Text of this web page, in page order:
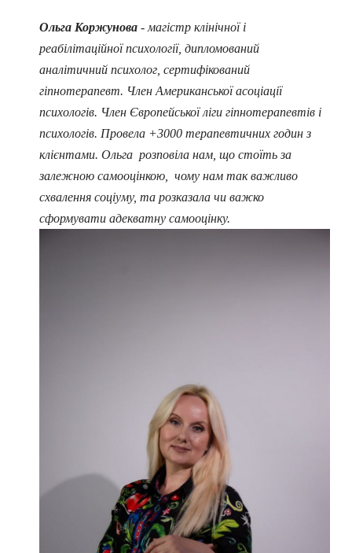
Ольга Коржунова - магістр клінічної і
реабілітаційної психології, дипломований
аналітичний психолог, сертифікований
гіпнотерапевт. Член Американської асоціації
психологів. Член Європейської ліги гіпнотерапевтів і
психологів. Провела +3000 терапевтичних годин з
клієнтами. Ольга розповіла нам, що стоїть за
залежною самооцінкою, чому нам так важливо
схвалення соціуму, та розказала чи важко
сформувати адекватну самооцінку.